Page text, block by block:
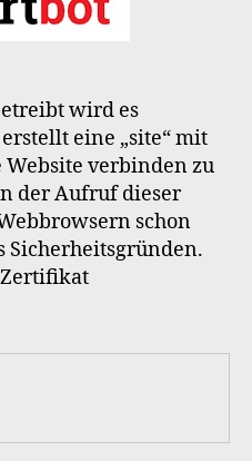
wird es
eine „site“ mit
Website verbinden zu
der Aufruf dieser
schon
Sicherheitsgründen.